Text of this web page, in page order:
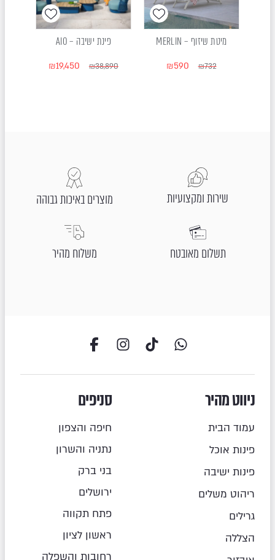
מיטת שיזוף – MERLIN
₪732
₪590
פינת ישיבה – AIO
₪38,890
₪19,450
שירות ומקצועיות מוצרים באיכות גבוהה
תשלום מאובטח משלוח מהיר
ניווט מהיר
עמוד הבית
פינות אוכל
פינות ישיבה
ריהוט משלים
גרילים
הצללה
סניפים
חיפה והצפון
נתניה והשרון
בני ברק
ירושלים
פתח תקווה
ראשון לציון
רחובות והשפלה